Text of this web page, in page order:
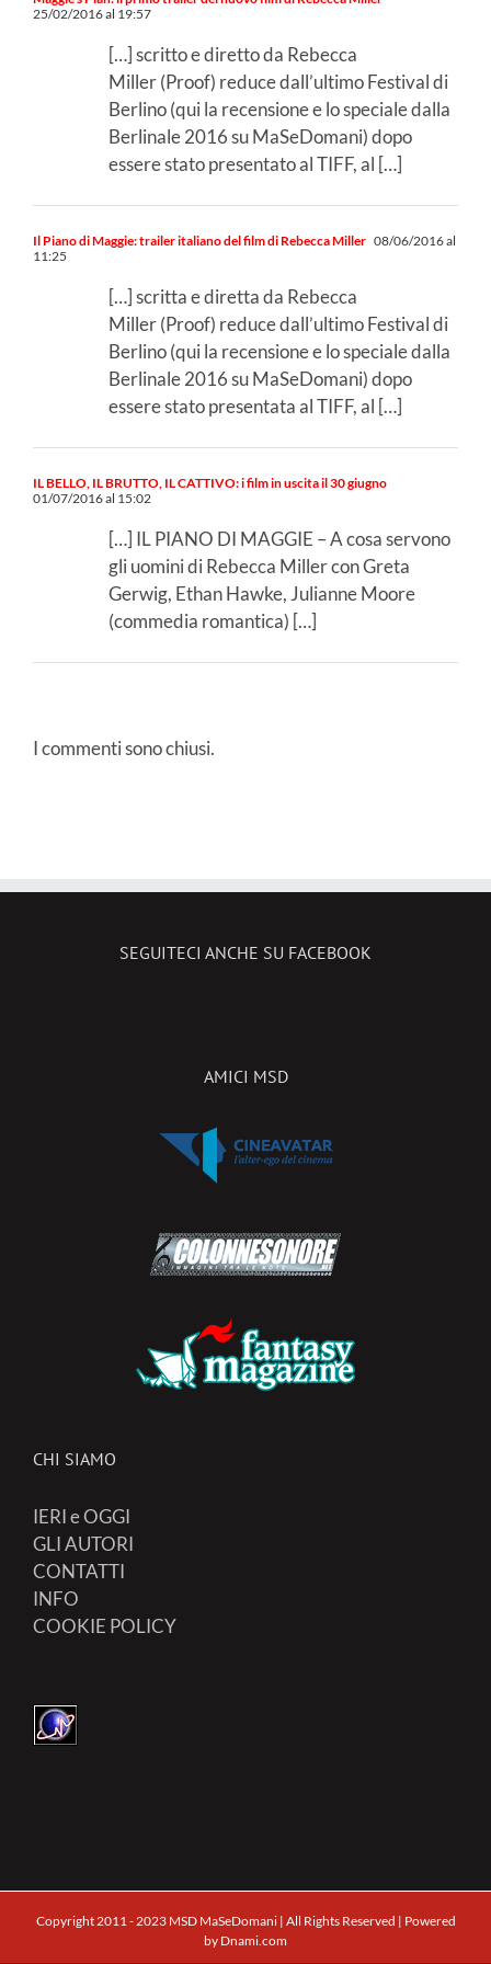
25/02/2016 al 19:57
[…] scritto e diretto da Rebecca
Miller (Proof) reduce dall’ultimo Festival di
Berlino (qui la recensione e lo speciale dalla
Berlinale 2016 su MaSeDomani) dopo
essere stato presentato al TIFF, al […]
Il Piano di Maggie: trailer italiano del film di Rebecca Miller 08/06/2016 al
11:25
[…] scritta e diretta da Rebecca
Miller (Proof) reduce dall’ultimo Festival di
Berlino (qui la recensione e lo speciale dalla
Berlinale 2016 su MaSeDomani) dopo
essere stato presentata al TIFF, al […]
IL BELLO, IL BRUTTO, IL CATTIVO: i film in uscita il 30 giugno
01/07/2016 al 15:02
[…] IL PIANO DI MAGGIE – A cosa servono
gli uomini di Rebecca Miller con Greta
Gerwig, Ethan Hawke, Julianne Moore
(commedia romantica) […]
I commenti sono chiusi.
SEGUITECI ANCHE SU FACEBOOK
AMICI MSD
CHI SIAMO
IERI e OGGI
GLI AUTORI
CONTATTI
INFO
COOKIE POLICY
Copyright 2011 - 2023 MSD MaSeDomani | All Rights Reserved | Powered
by Dnami.com